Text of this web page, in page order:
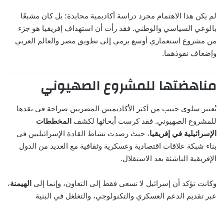
لم يكن هذا الاهتمام مجرد دراسة أكاديمية محايدة؛ بل كان مشبعًا
بالوعي السياسي والوطني. فقد رأت أن استهداف إفريقيا هو جزء
من مشروع استعماري أوسع يرمي إلى تطويق مصر والعالم العربي
وإضعاف نفوذهما.
مناهضتها للمشروع الصهيوني
تُعتبر سلوى حبيب من أكثر الأكاديميين المصريين صراحة في نقدها
للمشروع الصهيوني. فقد كرست أبحاثها لكشف المخططات
الإسرائيلية في إفريقيا، حيث رصدت نشاط القادة الإسرائيليين في
بناء شبكة علاقات اقتصادية وعسكرية وثقافية مع العديد من الدول
الإفريقية الناشئة بعد الاستقلال.
وكانت تؤكد أن إسرائيل لا تسعى فقط إلى التعاون، وإنما إلى الهيمنة،
عبر تقديم الدعم العسكري والتكنولوجي، والتغلغل في البنية